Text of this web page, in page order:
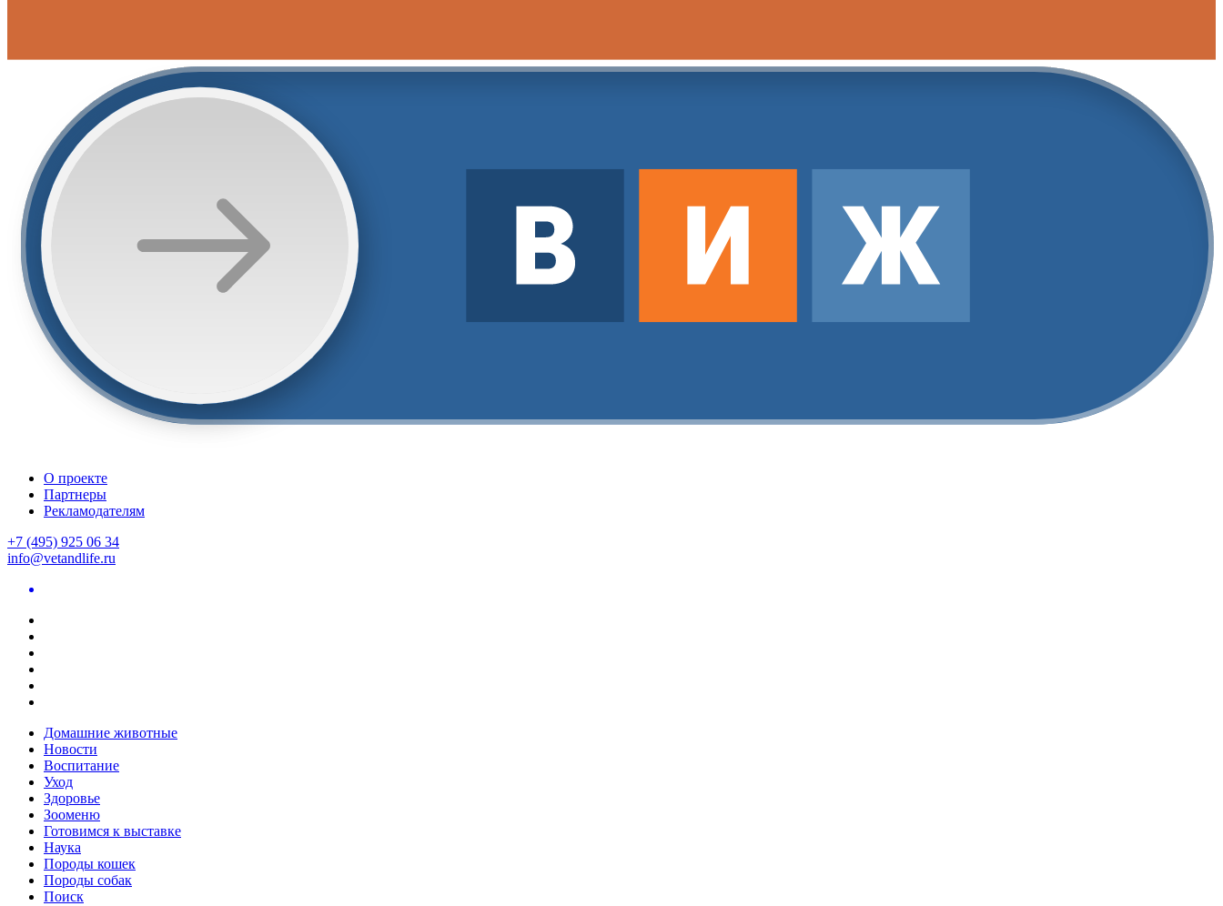
О проекте
Партнеры
Рекламодателям
+7 (495) 925 06 34
info@vetandlife.ru
Домашние животные
Новости
Воспитание
Уход
Здоровье
Зооменю
Готовимся к выставке
Наука
Породы кошек
Породы собак
Поиск